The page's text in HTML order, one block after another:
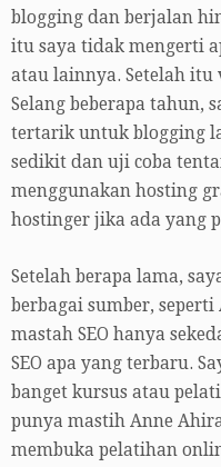
blogging dan berjalan
itu saya tidak mengerti
atau lainnya. Setelah itu
Selang beberapa tahun,
tertarik untuk blogging
sedikit dan uji coba
menggunakan hosting
hostinger jika ada yang
Setelah berapa lama,
berbagai sumber,
mastah SEO hanya
SEO apa yang terbaru.
banget kursus atau
punya mastih Anne
membuka pelatihan